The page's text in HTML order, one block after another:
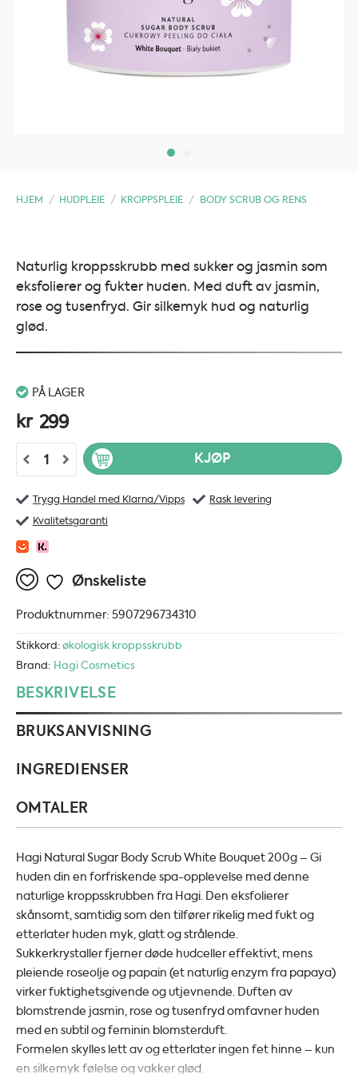
HJEM / HUDPLEIE / KROPPSPLEIE / BODY SCRUB OG RENS
Naturlig kroppsskrubb med sukker og jasmin som
eksfolierer og fukter huden. Med duft av jasmin,
rose og tusenfryd. Gir silkemyk hud og naturlig
glød.
PÅ LAGER
kr 299
Hagi Natural Sugar Body Scrub White Bouquet - 200g antall
KJØP
Trygg Handel med Klarna/Vipps
Rask levering
Kvalitetsgaranti
Ønskeliste
Produktnummer: 5907296734310
Stikkord:økologisk kroppsskrubb
Brand: Hagi Cosmetics
BESKRIVELSE
BRUKSANVISNING
INGREDIENSER
OMTALER
Hagi Natural Sugar Body Scrub White Bouquet 200g – Gi
huden din en forfriskende spa-opplevelse med denne
naturlige kroppsskrubben fra Hagi. Den eksfolierer
skånsomt, samtidig som den tilfører rikelig med fukt og
etterlater huden myk, glatt og strålende.
Sukkerkrystaller fjerner døde hudceller effektivt, mens
pleiende roseolje og papain (et naturlig enzym fra papaya)
virker fuktighetsgivende og utjevnende. Duften av
blomstrende jasmin, rose og tusenfryd omfavner huden
med en subtil og feminin blomsterduft.
Formelen skylles lett av og etterlater ingen fet hinne – kun
en silkemyk følelse og vakker glød.